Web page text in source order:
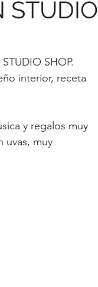
STUDIO
SHOP.
interior, receta
y regalos muy
uvas, muy